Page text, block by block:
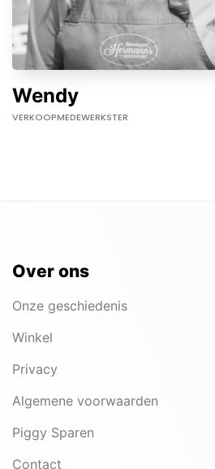
Wendy
VERKOOPMEDEWERKSTER
Over ons
Onze geschiedenis
Winkel
Privacy
Algemene voorwaarden
Piggy Sparen
Contact